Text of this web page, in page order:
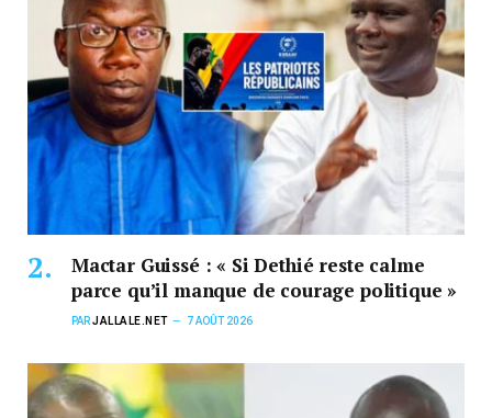
Mactar Guissé : « Si Dethié reste calme
parce qu’il manque de courage politique »
PARJALLALE.NET 7 AOÛT 2026